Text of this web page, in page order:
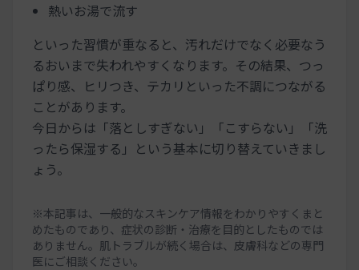
熱いお湯で流す
といった習慣が重なると、汚れだけでなく必要なう
るおいまで失われやすくなります。その結果、つっ
ぱり感、ヒリつき、テカリといった不調につながる
ことがあります。
今日からは「落としすぎない」「こすらない」「洗
ったら保湿する」という基本に切り替えていきまし
ょう。
※本記事は、一般的なスキンケア情報をわかりやすくまと
めたものであり、症状の診断・治療を目的としたものでは
ありません。肌トラブルが続く場合は、皮膚科などの専門
医にご相談ください。